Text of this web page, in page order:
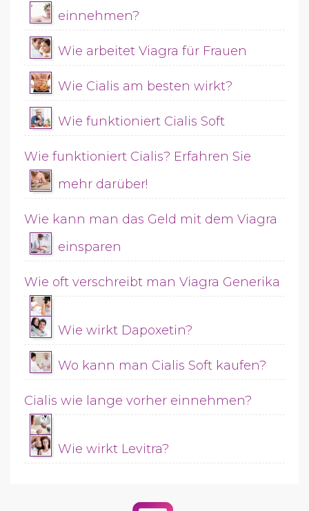
einnehmen?
Wie arbeitet Viagra für Frauen
Wie Cialis am besten wirkt?
Wie funktioniert Cialis Soft
Wie funktioniert Cialis? Erfahren Sie
mehr darüber!
Wie kann man das Geld mit dem Viagra
einsparen
Wie oft verschreibt man Viagra Generika
Wie wirkt Dapoxetin?
Wo kann man Cialis Soft kaufen?
Cialis wie lange vorher einnehmen?
Wie wirkt Levitra?